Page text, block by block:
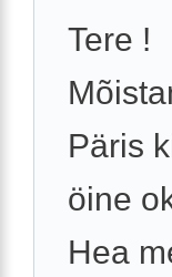
Tere !
Päris
öine
Hea